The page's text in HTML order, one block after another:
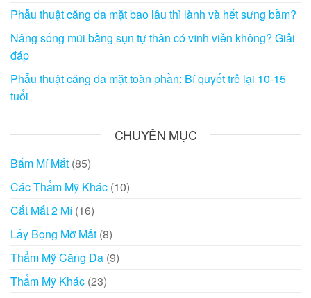
Phẫu thuật căng da mặt bao lâu thì lành và hết sưng bầm?
Nâng sống mũi bằng sụn tự thân có vĩnh viễn không? Giải
đáp
Phẫu thuật căng da mặt toàn phần: Bí quyết trẻ lại 10-15
tuổi
CHUYÊN MỤC
Bấm Mí Mắt (85)
Các Thẩm Mỹ Khác (10)
Cắt Mắt 2 Mí(16)
Lấy Bọng Mỡ Mắt (8)
Thẩm Mỹ Căng Da (9)
Thẩm Mỹ Khác (23)